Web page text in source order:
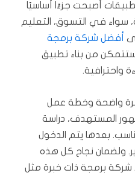
أصبحت جزءًا أساسيًا
سواء في التسوق، التعليم
أفضل شركة برمجة
من بناء تطبيق
واحترافية.
واضحة وخطة عمل
المستهدف، دراسة
بعدها يتم الدخول
ولضمان نجاح كل هذه
شركة برمجة ذات خبرة مثل